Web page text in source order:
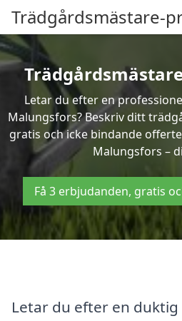
Trädgårdsmästare-
Letar du efter en
Malungsfors? Beskriv ditt
gratis och icke bindande
Malungsfors –
Få 3 erbjudanden, gratis
Letar du efter en duktig